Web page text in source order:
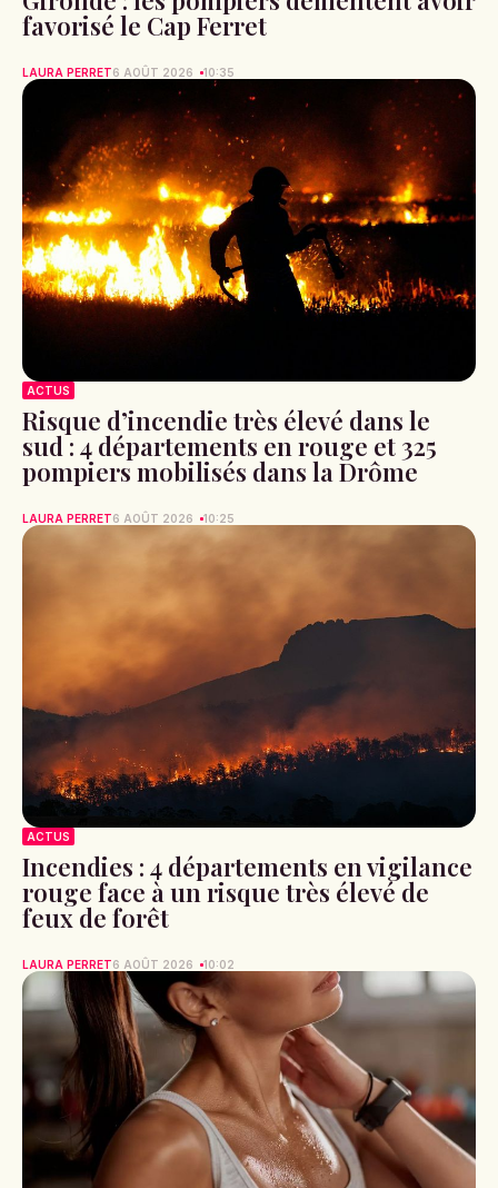
favorisé le Cap Ferret
LAURA PERRET6 AOÛT 2026 10:35
ACTUS
Risque d’incendie très élevé dans le
sud : 4 départements en rouge et 325
pompiers mobilisés dans la Drôme
LAURA PERRET6 AOÛT 2026 10:25
ACTUS
Incendies : 4 départements en vigilance
rouge face à un risque très élevé de
feux de forêt
LAURA PERRET6 AOÛT 2026 10:02